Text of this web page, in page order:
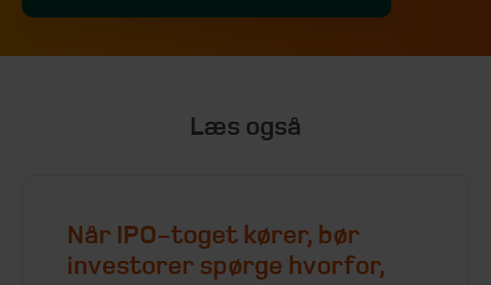
Læs også
Når IPO-toget kører, bør
investorer spørge hvorfor,